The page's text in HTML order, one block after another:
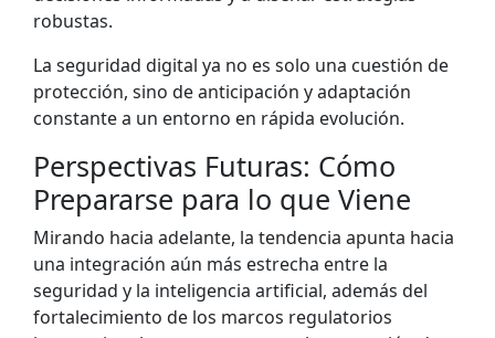
robustas.
La seguridad digital ya no es solo una cuestión de
protección, sino de anticipación y adaptación
constante a un entorno en rápida evolución.
Perspectivas Futuras: Cómo
Prepararse para lo que Viene
Mirando hacia adelante, la tendencia apunta hacia
una integración aún más estrecha entre la
seguridad y la inteligencia artificial, además del
fortalecimiento de los marcos regulatorios